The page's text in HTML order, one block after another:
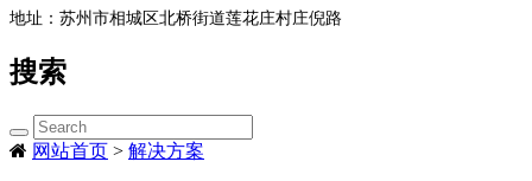
地址： 苏州市相城区北桥街道莲花庄村庄倪路
搜索
网站首页 > 解决方案